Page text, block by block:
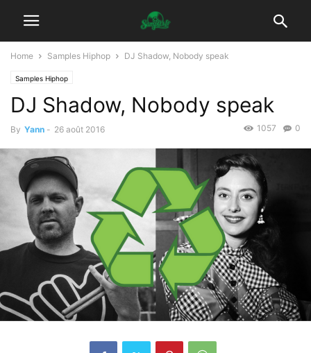
Home Samples Hiphop DJ Shadow, Nobody speak
Samples Hiphop
DJ Shadow, Nobody speak
By Yann - 26 août 2016 0
1057